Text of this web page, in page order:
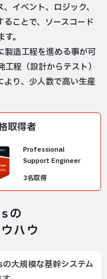
イベント、ロジック、
ことで、ソースコード
。
製造工程を進める事が可
程（設計からテスト）
より、少人数で高い生産
取得者
Professional
Support Engineer
3名取得
の
ハウ
大規模な基幹システム